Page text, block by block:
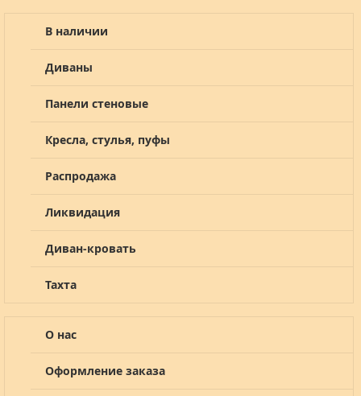
В наличии
Диваны
Панели стеновые
Кресла, стулья, пуфы
Распродажа
Ликвидация
Диван-кровать
Тахта
О нас
Оформление заказа